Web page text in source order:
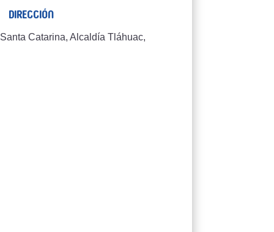
Dirección
Catarina, Alcaldía Tláhuac,